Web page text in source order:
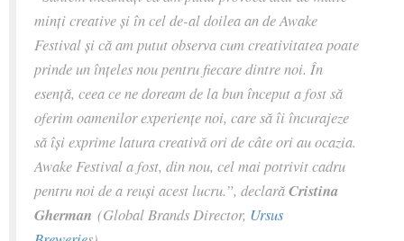
minți creative și în cel de-al doilea an de Awake
Festival și că am putut observa cum creativitatea poate
prinde un înțeles nou pentru fiecare dintre noi. În
esență, ceea ce ne doream de la bun început a fost să
oferim oamenilor experiențe noi, care să îi încurajeze
să își exprime latura creativă ori de câte ori au ocazia.
Awake Festival a fost, din nou, cel mai potrivit cadru
pentru noi de a reuși acest lucru.”, declarăCristina
Gherman (Global Brands Director, Ursus